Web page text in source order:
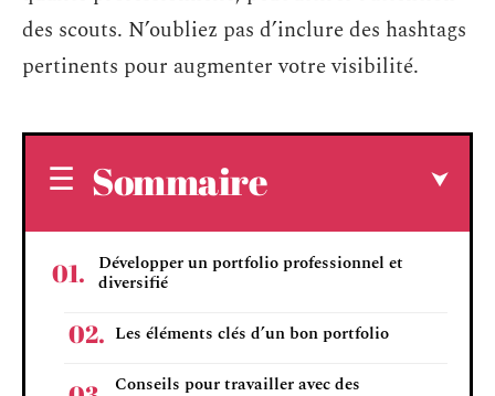
des scouts. N’oubliez pas d’inclure des hashtags
pertinents pour augmenter votre visibilité.
Sommaire
Développer un portfolio professionnel et
diversifié
Les éléments clés d’un bon portfolio
Conseils pour travailler avec des